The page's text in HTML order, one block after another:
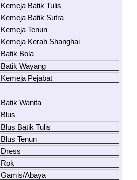
Kemeja Batik Tulis
Kemeja Batik Sutra
Kemeja Tenun
Kemeja Kerah Shanghai
Batik Bola
Batik Wayang
Kemeja Pejabat
Batik Wanita
Blus
Blus Batik Tulis
Blus Tenun
Dress
Rok
Gamis/Abaya